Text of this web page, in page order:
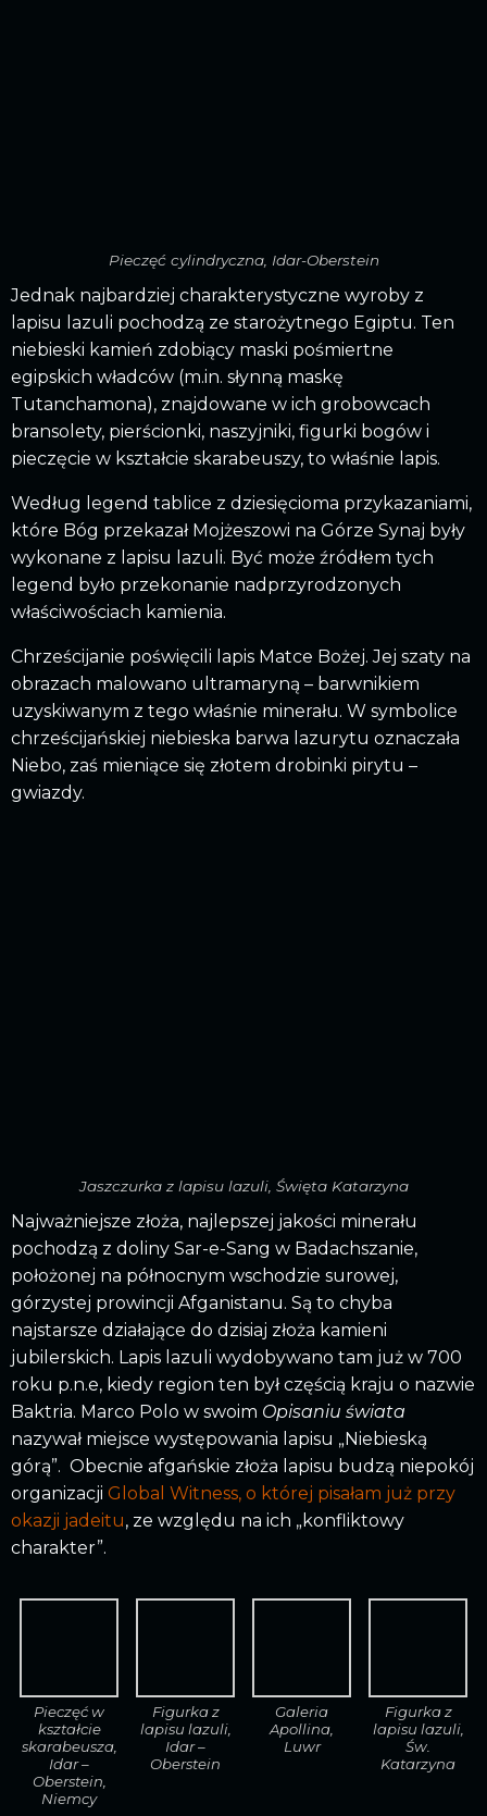
Pieczęć cylindryczna, Idar-Oberstein
Jednak najbardziej charakterystyczne wyroby z
lapisu lazuli pochodzą ze starożytnego Egiptu. Ten
niebieski kamień zdobiący maski pośmiertne
egipskich władców (m.in. słynną maskę
Tutanchamona), znajdowane w ich grobowcach
bransolety, pierścionki, naszyjniki, figurki bogów i
pieczęcie w kształcie skarabeuszy, to właśnie lapis.
Według legend tablice z dziesięcioma przykazaniami,
które Bóg przekazał Mojżeszowi na Górze Synaj były
wykonane z lapisu lazuli. Być może źródłem tych
legend było przekonanie nadprzyrodzonych
właściwościach kamienia.
Chrześcijanie poświęcili lapis Matce Bożej. Jej szaty na
obrazach malowano ultramaryną – barwnikiem
uzyskiwanym z tego właśnie minerału. W symbolice
chrześcijańskiej niebieska barwa lazurytu oznaczała
Niebo, zaś mieniące się złotem drobinki pirytu –
gwiazdy.
Jaszczurka z lapisu lazuli, Święta Katarzyna
Najważniejsze złoża, najlepszej jakości minerału
pochodzą z doliny Sar-e-Sang w Badachszanie,
położonej na północnym wschodzie surowej,
górzystej prowincji Afganistanu. Są to chyba
najstarsze działające do dzisiaj złoża kamieni
jubilerskich. Lapis lazuli wydobywano tam już w 700
roku p.n.e, kiedy region ten był częścią kraju o nazwie
Baktria. Marco Polo w swoim Opisaniu świata
nazywał miejsce występowania lapisu „Niebieską
górą”. Obecnie afgańskie złoża lapisu budzą niepokój
organizacji Global Witness, o której pisałam już przy
okazji jadeitu, ze względu na ich „konfliktowy
charakter”.
Pieczęć w
kształcie
skarabeusza,
Idar –
Oberstein,
Niemcy
Figurka z
lapisu lazuli,
Idar –
Oberstein
Galeria
Apollina,
Luwr
Figurka z
lapisu lazuli,
Św.
Katarzyna